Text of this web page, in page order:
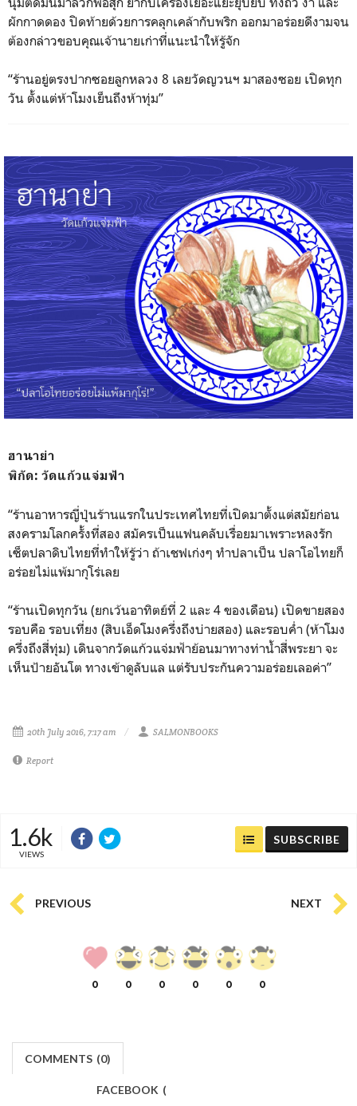
ผักกาดดอง ปิดท้ายด้วยการคลุกเคล้ากับพริก ออกมาอร่อยดีงามจน
ต้องกล่าวขอบคุณเจ้านายเก่าที่แนะนำให้รู้จัก
“ร้านอยู่ตรงปากซอยลูกหลวง 8 เลยวัดญวนฯ มาสองซอย เปิดทุก
วัน ตั้งแต่ห้าโมงเย็นถึงห้าทุ่ม”
ฮานาย่า
พิกัด: วัดแก้วแจ่มฟ้า
“ร้านอาหารญี่ปุ่นร้านแรกในประเทศไทยที่เปิดมาตั้งแต่สมัยก่อน
สงครามโลกครั้งที่สอง สมัครเป็นแฟนคลับเรื่อยมาเพราะหลงรัก
เซ็ตปลาดิบไทยที่ทำให้รู้ว่า ถ้าเชฟเก่งๆ ทำปลาเป็น ปลาโอไทยก็
อร่อยไม่แพ้มากุโร่เลย
“ร้านเปิดทุกวัน (ยกเว้นอาทิตย์ที่ 2 และ 4 ของเดือน) เปิดขายสอง
รอบคือ รอบเที่ยง (สิบเอ็ดโมงครึ่งถึงบ่ายสอง) และรอบค่ำ (ห้าโมง
ครึ่งถึงสี่ทุ่ม) เดินจากวัดแก้วแจ่มฟ้าย้อนมาทางท่าน้ำสี่พระยา จะ
เห็นป้ายอันโต ทางเข้าดูลับแล แต่รับประกันความอร่อยเลอค่า”
20th July 2016, 7:17 am SALMONBOOKS
Report
1.6k
VIEWS
SUBSCRIBE
PREVIOUS NEXT
0 0 0 0 0 0
COMMENTS (0)
FACEBOOK (